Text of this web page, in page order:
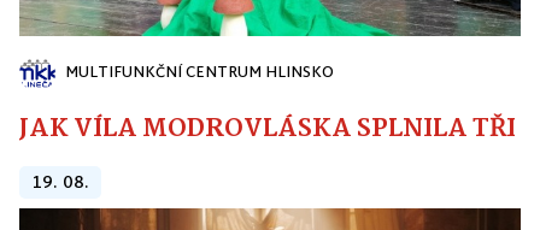
MULTIFUNKČNÍ CENTRUM HLINSKO
JAK VÍLA MODROVLÁSKA SPLNILA
19. 08.